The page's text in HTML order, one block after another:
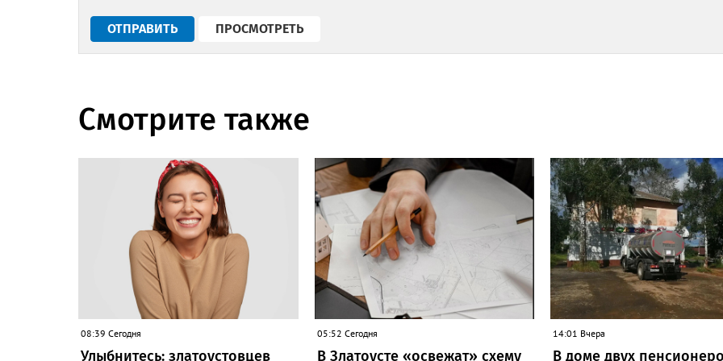
Смотрите также
08:39 Сегодня
Улыбнитесь: златоустовцев
05:52 Сегодня
В Златоусте «освежат» схему
14:01 Вчера
В доме двух